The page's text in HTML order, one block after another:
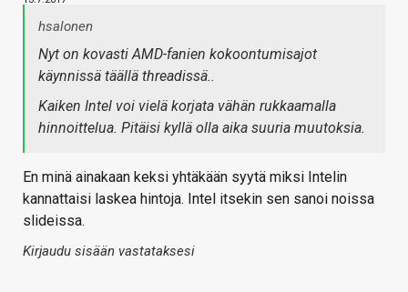
hsalonen
Nyt on kovasti AMD-fanien kokoontumisajot
käynnissä täällä threadissä..
Kaiken Intel voi vielä korjata vähän rukkaamalla
hinnoittelua. Pitäisi kyllä olla aika suuria muutoksia.
En minä ainakaan keksi yhtäkään syytä miksi Intelin
kannattaisi laskea hintoja. Intel itsekin sen sanoi noissa
slideissa.
Kirjaudu sisään vastataksesi